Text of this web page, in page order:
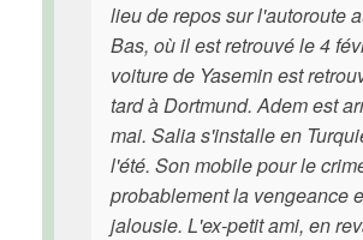
lieu de repos sur l'autoroute
Bas, où il est retrouvé le 4
voiture de Yasemin est
tard à Dortmund. Adem est
mai. Salia s'installe en
l'été. Son mobile pour le
probablement la vengeance
jalousie. L'ex-petit ami, en